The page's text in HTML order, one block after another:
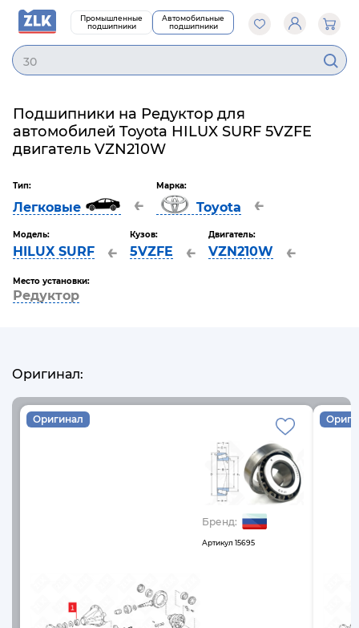
Промышленные
подшипники
Автомобильные
подшипники
30
Подшипники на Редуктор для
автомобилей Toyota HILUX SURF 5VZFE
двигатель VZN210W
Тип:
Легковые ←
Марка:
Toyota ←
Модель:
HILUX SURF ←
Кузов:
5VZFE ←
Двигатель:
VZN210W ←
Место установки:
Редуктор
Оригинал:
Оригинал
Бренд:
Артикул 15695